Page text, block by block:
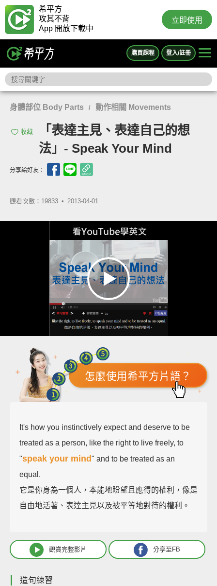
希平方
攻其不背
App 開放下載中
立即使用
購買課程 登入/註冊
身體部位 Body Parts / 動作相關 Movements
收藏
「表達主見、表達自己的想
法」- Speak Your Mind
分享給好友：
觀看次數：19833 • 2013-04-01
怎麼使用希平方片語？
It's how you instinctively expect and deserve to be
treated as a person, like the right to live freely, to
"speak your mind" and to be treated as an
equal.
它是你身為一個人，本能地盼望且應得的權利，像是
自由地活著、表達主見以及被平等地對待的權利。
觀賞完整影片 分享至FB
造句練習